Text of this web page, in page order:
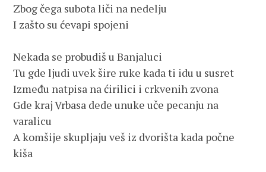
Zbog čega subota liči na nedelju
I zašto su ćevapi spojeni
Nekada se probudiš u Banjaluci
Tu gde ljudi uvek šire ruke kada ti idu u susret
Između natpisa na ćirilici i crkvenih zvona
Gde kraj Vrbasa dede unuke uče pecanju na
varalicu
A komšije skupljaju veš iz dvorišta kada počne
kiša